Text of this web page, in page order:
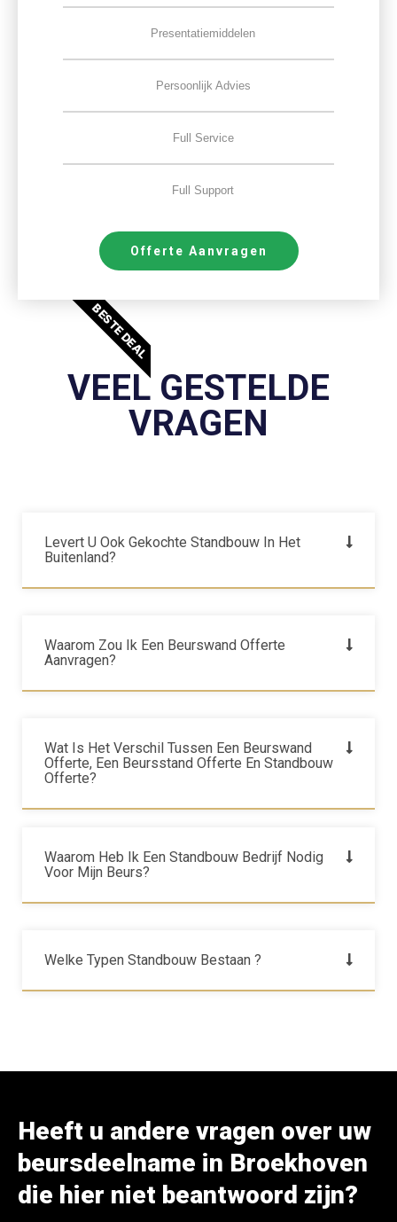
Presentatiemiddelen
Persoonlijk Advies
Full Service
Full Support
Offerte Aanvragen
BESTE DEAL
VEEL GESTELDE
VRAGEN
Levert U Ook Gekochte Standbouw In Het
Buitenland?
Waarom Zou Ik Een Beurswand Offerte
Aanvragen?
Wat Is Het Verschil Tussen Een Beurswand
Offerte, Een Beursstand Offerte En Standbouw
Offerte?
Waarom Heb Ik Een Standbouw Bedrijf Nodig
Voor Mijn Beurs?
Welke Typen Standbouw Bestaan ?
Heeft u andere vragen over uw
beursdeelname in Broekhoven
die hier niet beantwoord zijn?